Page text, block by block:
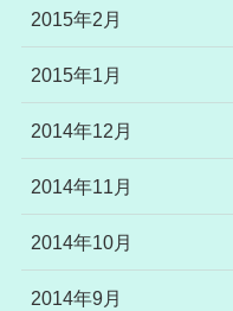
2015年2月
2015年1月
2014年12月
2014年11月
2014年10月
2014年9月